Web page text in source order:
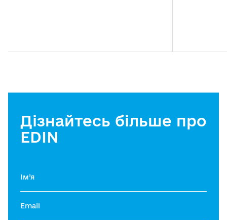
Дізнайтесь більше про
EDIN